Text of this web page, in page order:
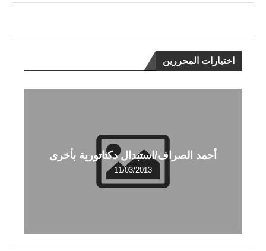
اختيارات المحررين
أحمد الصراف/استبدال دكتاتورية بأخرى
11/03/2013